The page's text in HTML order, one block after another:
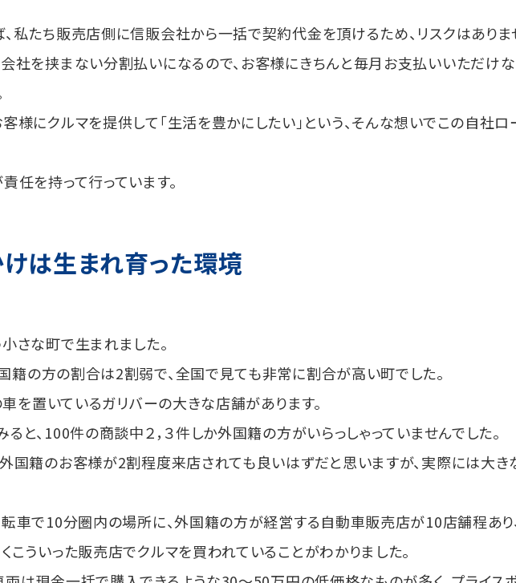
私たち販売店側に信販会社から一括で契約代金を頂けるため、リスクはありま
社を挟まない分割払いになるので、お客様にきちんと毎月お支払いいただけな
様にクルマを提供して「生活を豊かにしたい」という、そんな想いでこの自社
任を持って行っています。
は生まれ育った環境
さな町で生まれました。
の方の割合は2割弱で、全国で見ても非常に割合が高い町でした。
を置いているガリバーの大きな店舗があります。
と、100件の商談中２，３件しか外国籍の方がいらっしゃっていませんでした。
国籍のお客様が2割程度来店されても良いはずだと思いますが、実際には大き
車で10分圏内の場所に、外国籍の方が経営する自動車販売店が10店舗程あり
こういった販売店でクルマを買われていることがわかりました。